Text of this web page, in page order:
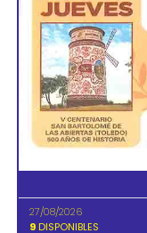
27/08/2026
9 DISPONIBLES